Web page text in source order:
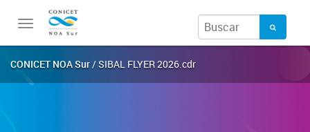
Toggle
navigation
CONICET NOA Sur/ SIBAL FLYER 2026.cdr